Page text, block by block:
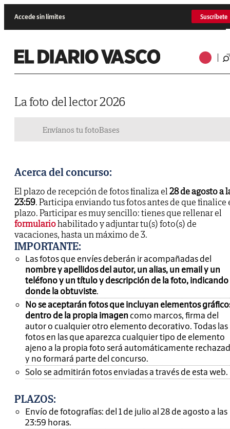
Accede sin límites Suscríbete
La foto del lector 2026
Envíanos tu fotoBases
Acerca del concurso:
El plazo de recepción de fotos finaliza el28 de agosto a
23:59. Participa enviando tus fotos antes de que finalice
plazo. Participar es muy sencillo: tienes que rellenar el
formulariohabilitado y adjuntar tu(s) foto(s) de
vacaciones, hasta un máximo de 3.
IMPORTANTE:
Las fotos que envíes deberán ir acompañadas del
nombre y apellidos del autor, un alias, un email y un
teléfono y un título y descripción de la foto, indicando
donde la obtuviste.
No se aceptarán fotos que incluyan elementos
dentro de la propia imagen como marcos, firma del
autor o cualquier otro elemento decorativo. Todas las
fotos en las que aparezca cualquier tipo de elemento
ajeno a la propia foto será automáticamente
y no formará parte del concurso.
Solo se admitirán fotos enviadas a través de esta web.
PLAZOS:
Envío de fotografías: del 1 de julio al 28 de agosto a las
23:59 horas.